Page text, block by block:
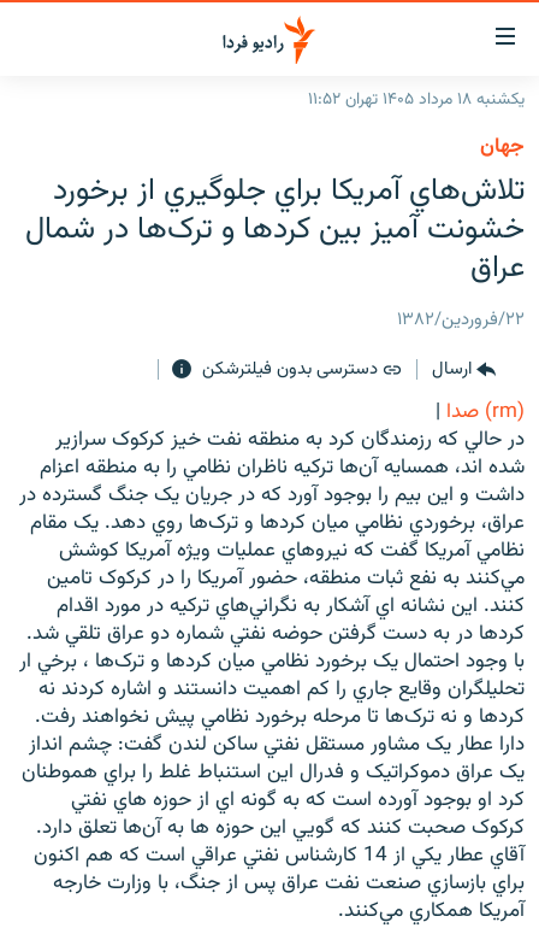
لینک‌های
قابلیت
دسترسی
بازگشت
به
منوی
اصلی
رفتن
صفحه
ایران
جهان
رادیو
گزارش‌های تصویری
گزارش‌های ویدئویی
زنان فردا
English
به ما بپیوندید
زبان‌های دیگر
یکشنبه ۱۸ مرداد ۱۴۰۵ تهران ۱۱:۵۲
جهان
تلاش‌هاي آمريکا براي جلوگيري از برخورد
خشونت آميز بين کرد‌ها و ترک‌ها در شمال
عراق
۲۲/فروردین/۱۳۸۲
ارسال
دسترسی بدون فیلترشکن
(rm) صدا
|
در حالي که رزمندگان کرد به منطقه نفت خيز کرکوک سرازير
شده اند، همسايه آن‌ها ترکيه ناظران نظامي را به منطقه اعزام
داشت و اين بيم را بوجود آورد که در جريان يک جنگ گسترده در
عراق، برخوردي نظامي ميان کرد‌ها و ترک‌ها روي دهد. يک مقام
نظامي آمريکا گفت که نيرو‌هاي عمليات ويژه آمريکا کوشش
مي‌کنند به نفع ثبات منطقه، حضور آمريکا را در کرکوک تامين
کنند. اين نشانه اي آشکار به نگراني‌هاي ترکيه در مورد اقدام
کرد‌ها در به دست گرفتن حوضه نفتي شماره دو عراق تلقي شد.
با وجود احتمال يک برخورد نظامي ميان کرد‌ها و ترک‌ها ، برخي ار
تحليلگران وقايع جاري را کم اهميت دانستند و اشاره کردند نه
کرد‌ها و نه ترک‌ها تا مرحله برخورد نظامي پيش نخواهند رفت.
دارا عطار يک مشاور مستقل نفتي ساکن لندن گفت: چشم انداز
يک عراق دموکراتيک و فدرال اين استنباط غلط را براي هموطنان
کرد او بوجود آورده است که به گونه اي از حوزه ‌هاي نفتي
کرکوک صحبت کنند که گويي اين حوزه ‌ها به آن‌ها تعلق دارد.
آقاي عطار يکي از 14 کارشناس نفتي عراقي است که هم اکنون
براي بازسازي صنعت نفت عراق پس از جنگ، با وزارت خارجه
آمريکا همکاري مي‌کنند.